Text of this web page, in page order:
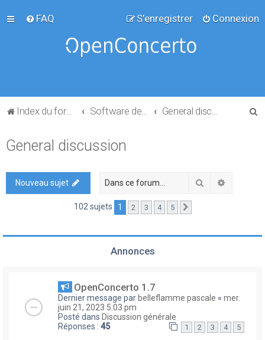
FAQ Connexion
S’enregistrer
Index du forum
General discussion
Nouveau sujet Rechercher
102 sujets 1 2 3 4 5
Annonces
OpenConcerto 1.7
Dernier message par belleflamme pascale « mer.
juin 21, 2023 5:03 pm
Posté dans Discussion générale
Réponses : 45 1 2 3 4 5